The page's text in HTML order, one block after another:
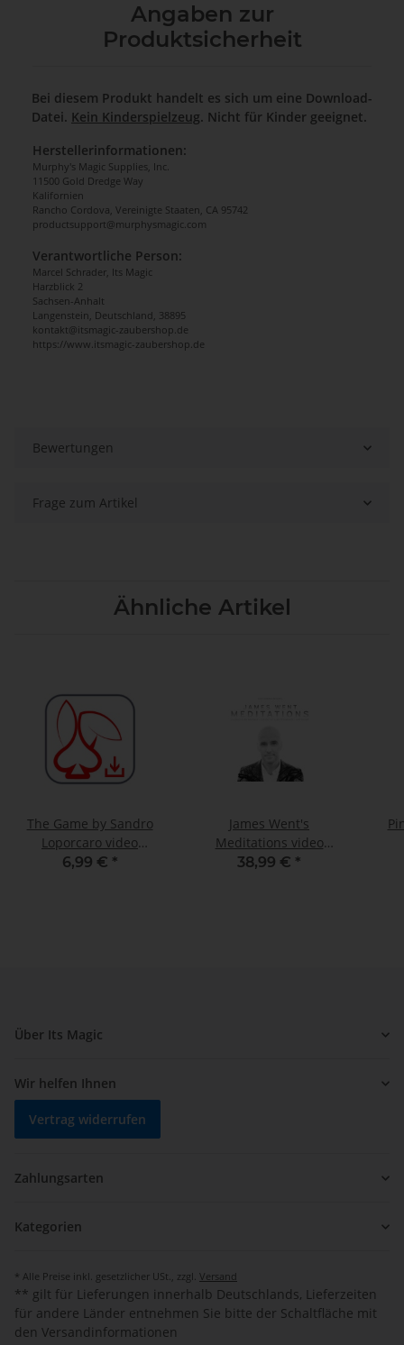
Angaben zur
Produktsicherheit
Bei diesem Produkt handelt es sich um eine Download-
Datei. Kein Kinderspielzeug. Nicht für Kinder geeignet.
Herstellerinformationen:
Murphy's Magic Supplies, Inc.
11500 Gold Dredge Way
Kalifornien
Rancho Cordova, Vereinigte Staaten, CA 95742
productsupport@murphysmagic.com
Verantwortliche Person:
Marcel Schrader, Its Magic
Harzblick 2
Sachsen-Anhalt
Langenstein, Deutschland, 38895
kontakt@itsmagic-zaubershop.de
https://www.itsmagic-zaubershop.de
Bewertungen
Frage zum Artikel
Ähnliche Artikel
The Game by Sandro
Loporcaro video
DOWNLOAD
6,99 € *
James Went's
Meditations video
DOWNLOAD
38,99 € *
Über Its Magic
Wir helfen Ihnen
Vertrag widerrufen
Zahlungsarten
Kategorien
* Alle Preise inkl. gesetzlicher USt., zzgl. Versand
** gilt für Lieferungen innerhalb Deutschlands, Lieferzeiten
für andere Länder entnehmen Sie bitte der Schaltfläche mit
den Versandinformationen